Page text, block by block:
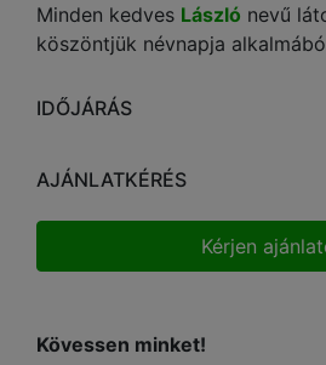
Minden kedves László nevű
köszöntjük névnapja
IDŐJÁRÁS
AJÁNLATKÉRÉS
Kérjen
Kövessen minket!